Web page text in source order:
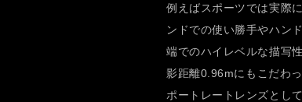
例えばスポーツでは実際
ンドでの使い勝手やハン
端でのハイレベルな描写
影距離0.96mにもこだわ
ポートレートレンズとし